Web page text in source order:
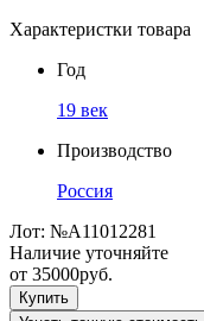
Характеристки товара
Год
19 век
Производство
Россия
Лот: №А11012281
Наличие уточняйте
от 35000руб.
Купить